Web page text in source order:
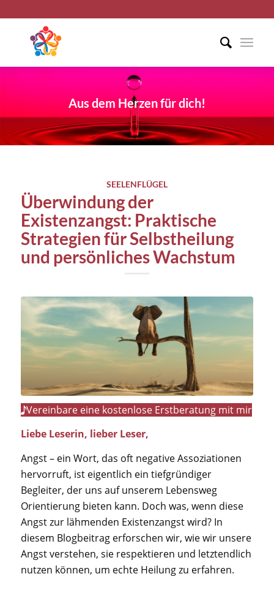
Aus dem Herzen für dich!
SEELENFLÜGEL
Überwindung der
Existenzangst: Praktische
Strategien für Selbstheilung
und persönliches Wachstum
Vereinbare eine kostenlose Erstberatung mit mir
Liebe Leserin, lieber Leser,
Angst – ein Wort, das oft negative Assoziationen
hervorruft, ist eigentlich ein tiefgründiger
Begleiter, der uns auf unserem Lebensweg
Orientierung bieten kann. Doch was, wenn diese
Angst zur lähmenden Existenzangst wird? In
diesem Blogbeitrag erforschen wir, wie wir unsere
Angst verstehen, sie respektieren und letztendlich
nutzen können, um echte Heilung zu erfahren.